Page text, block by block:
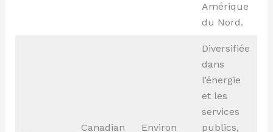
Amérique
du Nord.
Canadian
Environ
Diversifiée
dans
l’énergie
et les
services
publics,